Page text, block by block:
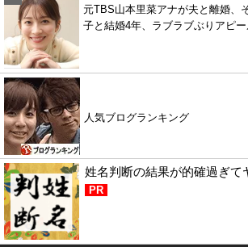
元TBS山本里菜アナが夫と離婚、
子と結婚4年、ラブラブぶりアピ
人気ブログランキング
姓名判断の結果が的確過ぎて
PR